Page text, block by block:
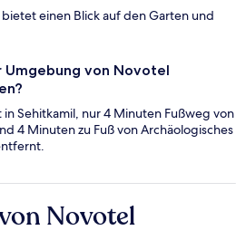
einen Blick auf den Garten und
Umgebung von Novotel
Sehitkamil, nur 4 Minuten Fußweg von
4 Minuten zu Fuß von Archäologisches
Novotel